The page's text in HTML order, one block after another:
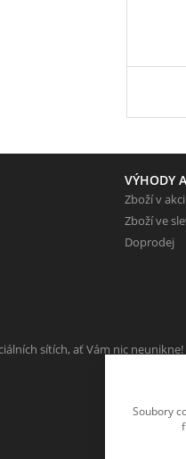
VÝHODY
Zboží v akci
Zboží ve
Doprodej
sítích, ať Vám nic neunikne!
Soubory